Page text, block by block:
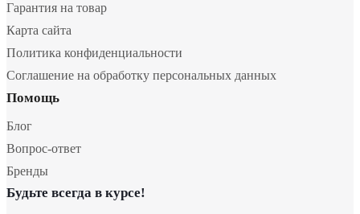
Гарантия на товар
Карта сайта
Политика конфиденциальности
Соглашение на обработку персональных данных
Помощь
Блог
Вопрос-ответ
Бренды
Будьте всегда в курсе!